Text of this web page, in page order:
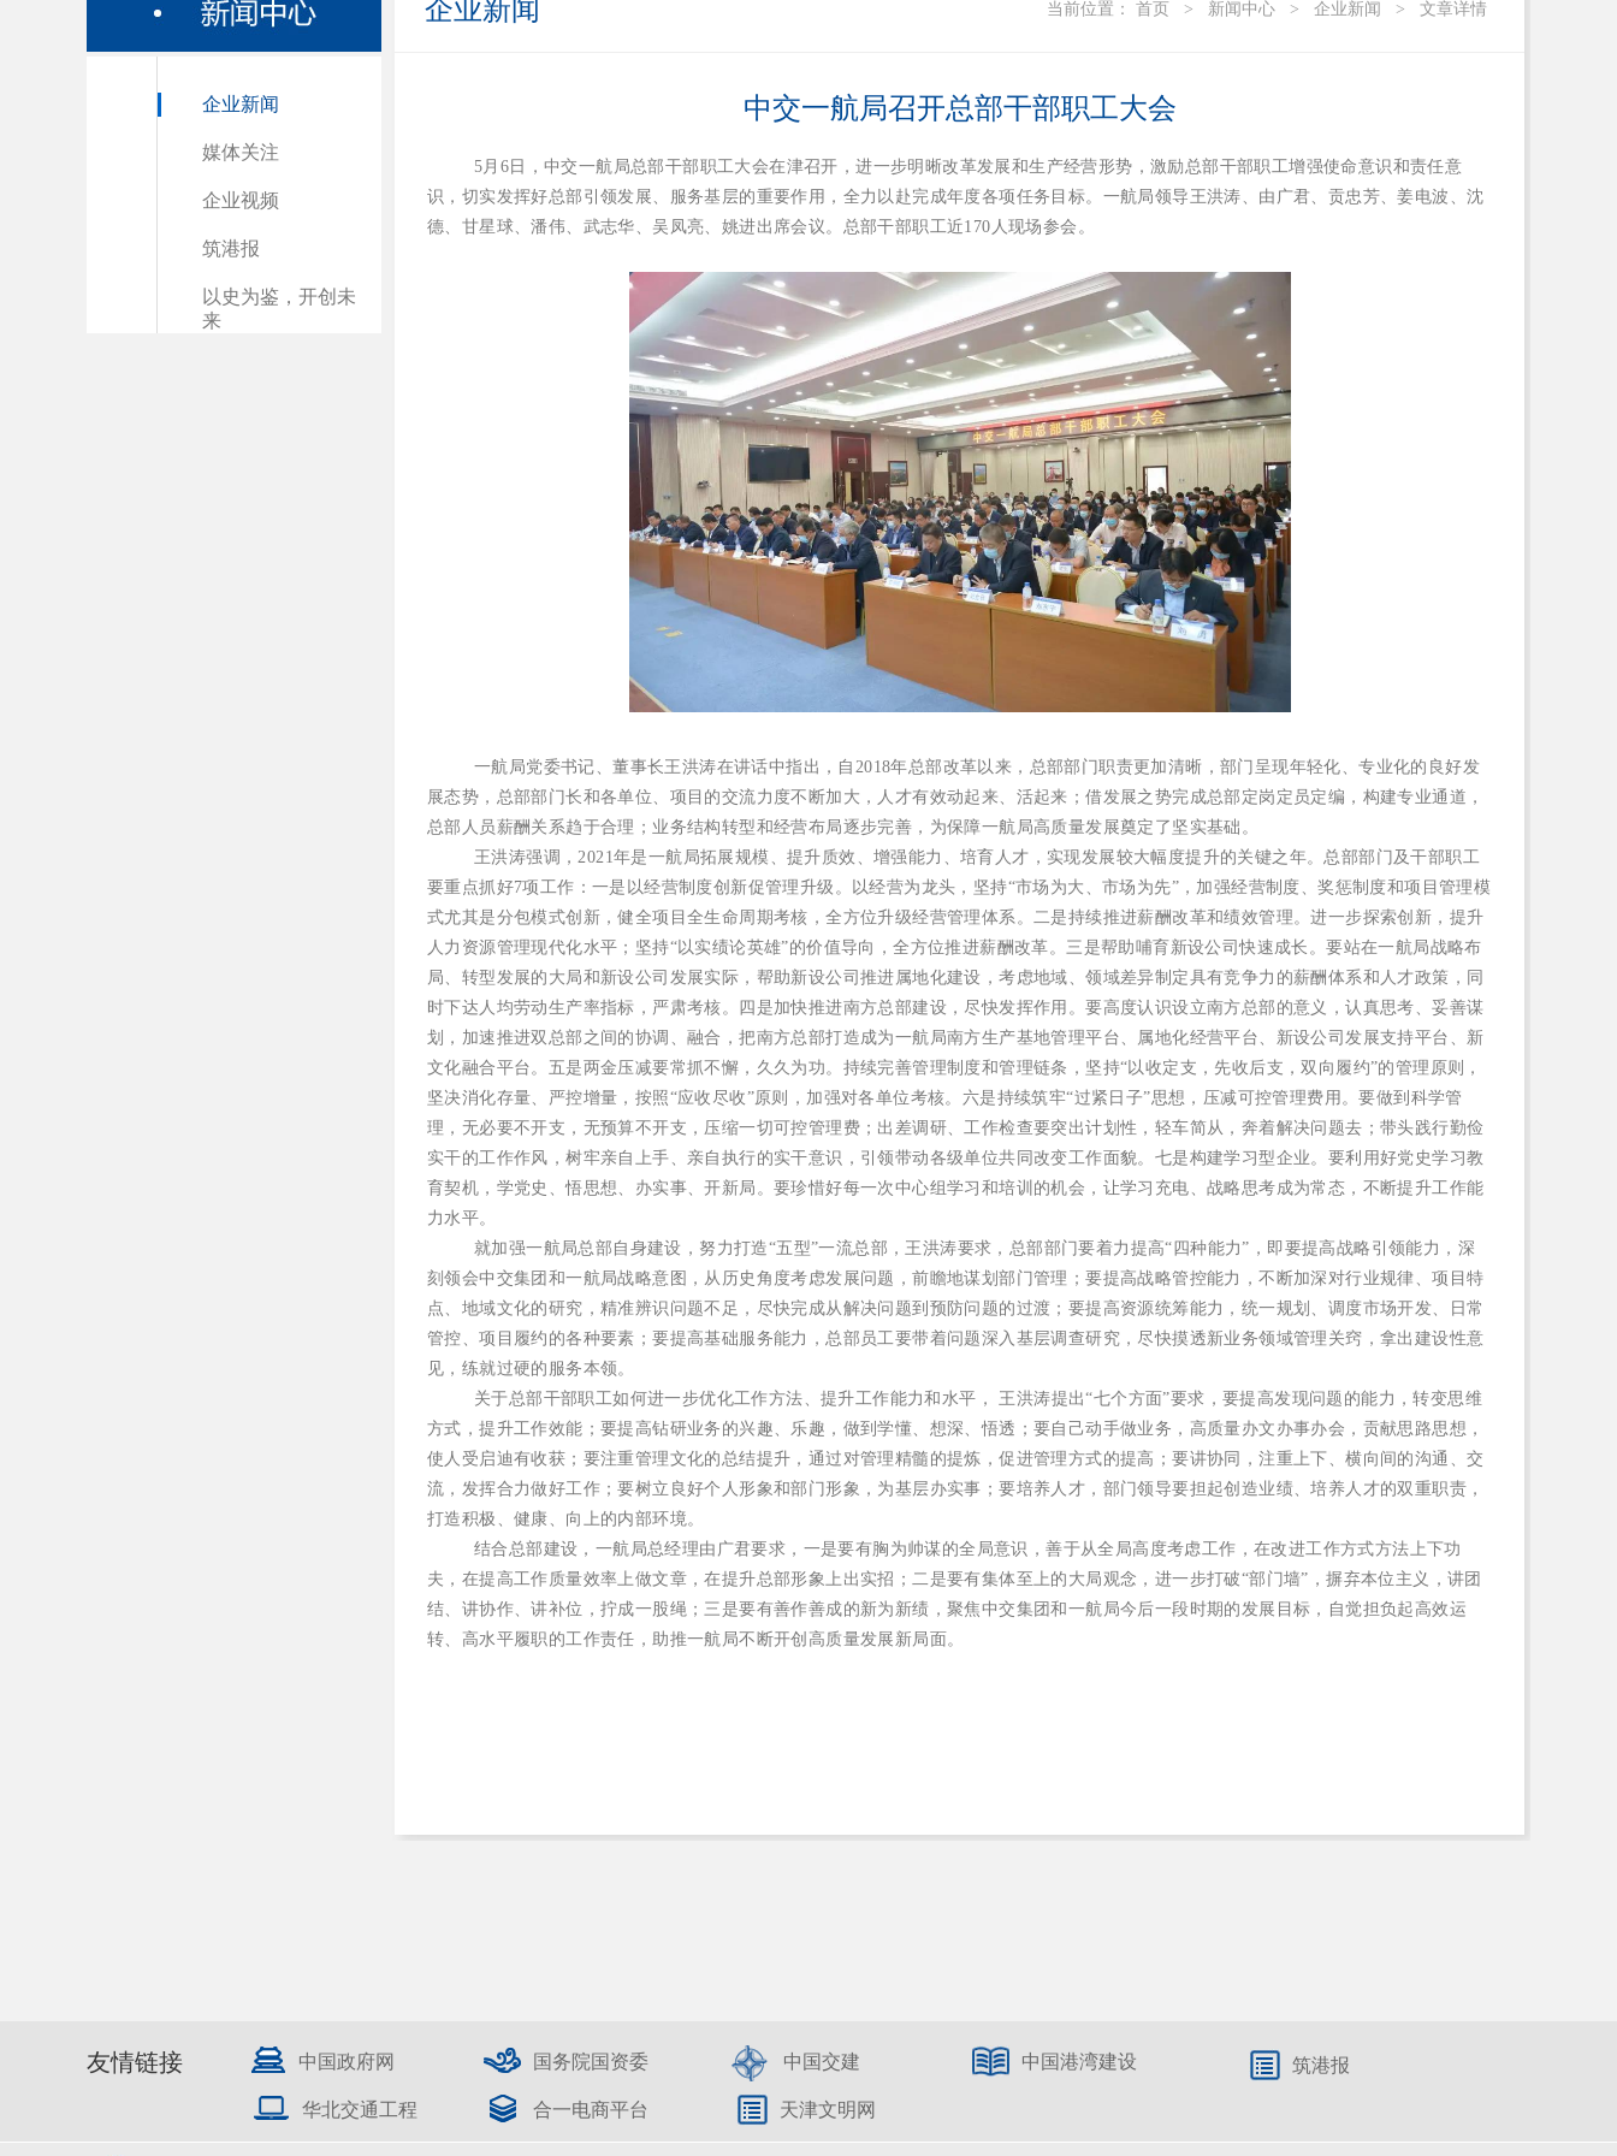
企业新闻
媒体关注
企业视频
筑港报
以史为鉴，开创未
来
企业新闻 当前位置： 首页 > 新闻中心 > 企业新闻 > 文章详情
中交一航局召开总部干部职工大会
5月6日，中交一航局总部干部职工大会在津召开，进一步明晰改革发展和生产经营形势，激励总部干部职工增强使命意识和责任意
识，切实发挥好总部引领发展、服务基层的重要作用，全力以赴完成年度各项任务目标。一航局领导王洪涛、由广君、贡忠芳、姜电波、沈
德、甘星球、潘伟、武志华、吴凤亮、姚进出席会议。总部干部职工近170人现场参会。
一航局党委书记、董事长王洪涛在讲话中指出，自 2018年总部改革以来，总部部门职责更加清晰，部门呈现年轻化、专业化的良好发
展态势，总部部门长和各单位、项目的交流力度不断加大，人才有效动起来、活起来；借发展之势完成总部定岗定员定编，构建专业通道，
总部人员薪酬关系趋于合理；业务结构转型和经营布局逐步完善，为保障一航局高质量发展奠定了坚实基础。
王洪涛强调，2021年是一航局拓展规模、提升质效、增强能力、培育人才，实现发展较大幅度提升的关键之年。总部部门及干部职工
要重点抓好7项工作： 一是以经营制度创新促管理升级。 以经营为龙头，坚持“市场为大、市场为先”，加强经营制度、奖惩制度和项目管理模
式尤其是分包模式创新，健全项目全生命周期考核，全方位升级经营管理体系。 二是持续推进薪酬改革和绩效管理。进一步探索创新，提升
人力资源管理现代化水平；坚持“以实绩论英雄”的价值导向，全方位推进薪酬改革。 三是帮助哺育新设公司快速成长。要站在一航局战略布
局、转型发展的大局和新设公司发展实际，帮助新设公司推进属地化建设，考虑地域、领域差异制定具有竞争力的薪酬体系和人才政策，同
时下达人均劳动生产率指标，严肃考核。
四是加快推进南方总部建设，尽快发挥作用。要高度认识设立南方总部的意义，认真思考、妥善谋
划，加速推进双总部之间的协调、融合，把南方总部打造成为一航局南方生产基地管理平台、属地化经营平台、新设公司发展支持平台、新
文化融合平台。 五是两金压减要常抓不懈，久久为功。 持续完善管理制度和管理链条，坚持“以收定支，先收后支，双向履约”的管理原则，
坚决消化存量、严控增量，按照“应收尽收”原则，加强对各单位考核。 六是持续筑牢“过紧日子”思想，压减可控管理费用。要做到科学管
理，无必要不开支，无预算不开支，压缩一切可控管理费；出差调研、工作检查要突出计划性，轻车简从，奔着解决问题去；带头践行勤俭
实干的工作作风，树牢亲自上手、亲自执行的实干意识，引领带动各级单位共同改变工作面貌。 七是构建学习型企业。 要利用好党史学习教
育契机，学党史、悟思想、办实事、开新局。要珍惜好每一次中心组学习和培训的机会，让学习充电、战略思考成为常态，不断提升工作能
力水平。
就加强一航局总部自身建设，努力打造“五型”一流总部，王洪涛要求， 总部部门要着力提高“四种能力” ，即要提高战略引领能力 ，深
刻领会中交集团和一航局战略意图，从历史角度考虑发展问题，前瞻地谋划部门管理；要提高战略管控能力 ，不断加深对行业规律、项目特
点、地域文化的研究，精准辨识问题不足，尽快完成从解决问题到预防问题的过渡；要提高资源统筹能力 ，统一规划、调度市场开发、日常
管控、项目履约的各种要素；要提高基础服务能力 ，总部员工要带着问题深入基层调查研究，尽快摸透新业务领域管理关窍，拿出建设性意
见，练就过硬的服务本领。
关于总部干部职工如何进一步优化工作方法、提升工作能力和水平， 王洪涛提出“七个方面”要求， 要提高发现问题的能力 ，转变思维
方式，提升工作效能； 要提高钻研业务的兴趣、乐趣 ，做到学懂、想深、悟透；要自己动手做业务 ，高质量办文办事办会，贡献思路思想，
使人受启迪有收获； 要注重管理文化的总结提升 ，通过对管理精髓的提炼，促进管理方式的提高；要讲协同
，注重上下、横向间的沟通、交
流，发挥合力做好工作；要树立良好个人形象和部门形象 ，为基层办实事；要培养人才 ，部门领导要担起创造业绩、培养人才的双重职责，
打造积极、健康、向上的内部环境。
结合总部建设，一航局总经理由广君要求， 一是要有胸为帅谋的全局意识，善于从全局高度考虑工作，在改进工作方式方法上下功
夫，在提高工作质量效率上做文章，在提升总部形象上出实招；二是要有集体至上的大局观念，进一步打破“部门墙”，摒弃本位主义，讲团
结、讲协作、讲补位，拧成一股绳； 三是要有善作善成的新为新绩，聚焦中交集团和一航局今后一段时期的发展目标，自觉担负起高效运
转、高水平履职的工作责任，助推一航局不断开创高质量发展新局面。
友情链接 中国政府网 国务院国资委 中国交建 中国港湾建设 筑港报
华北交通工程 合一电商平台 天津文明网